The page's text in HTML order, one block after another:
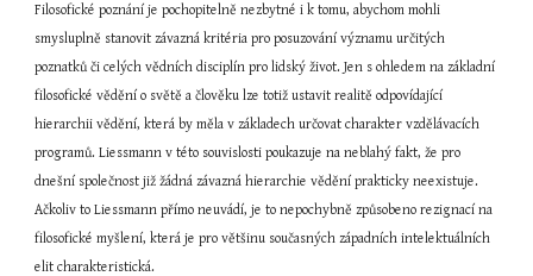
Filosofické poznání je pochopitelně nezbytné i k tomu, abychom mohli
smysluplně stanovit závazná kritéria pro posuzování významu určitých
poznatků či celých vědních disciplín pro lidský život. Jen s ohledem na základní
filosofické vědění o světě a člověku lze totiž ustavit realitě odpovídající
hierarchii vědění, která by měla v základech určovat charakter vzdělávacích
programů. Liessmann v této souvislosti poukazuje na neblahý fakt, že pro
dnešní společnost již žádná závazná hierarchie vědění prakticky neexistuje.
Ačkoliv to Liessmann přímo neuvádí, je to nepochybně způsobeno rezignací na
filosofické myšlení, která je pro většinu současných západních intelektuálních
elit charakteristická.